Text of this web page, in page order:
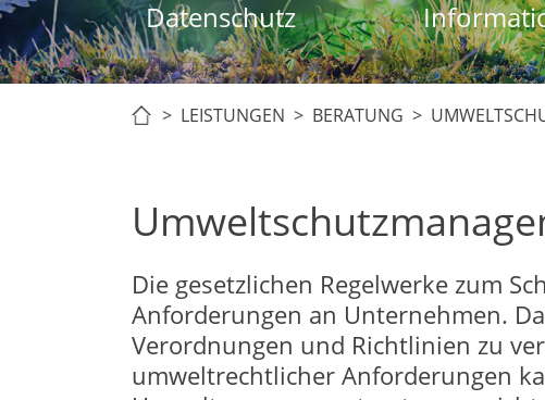
Datenschutz
> LEISTUNGEN > BERATUNG >
Die gesetzlichen Regelwerke zum
Anforderungen an Unternehmen.
Verordnungen und Richtlinien zu
umweltrechtlicher Anforderungen